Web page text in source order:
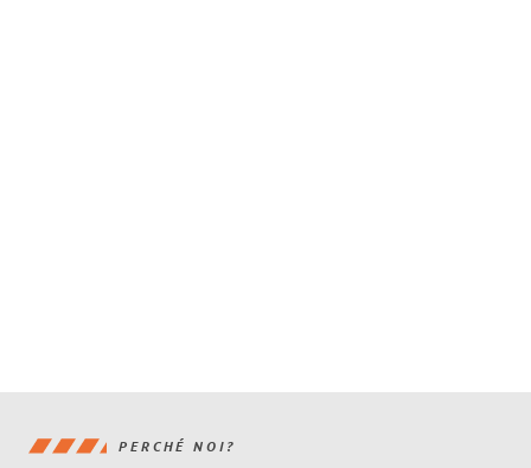
PERCHÉ NOI?